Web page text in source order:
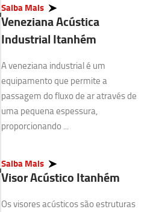
Saiba Mais
Veneziana Acústica
Industrial Itanhém
A veneziana industrial é um
equipamento que permite a
passagem do fluxo de ar através de
uma pequena espessura,
proporcionando ...
Saiba Mais
Visor Acústico Itanhém
Os visores acústicos são estruturas